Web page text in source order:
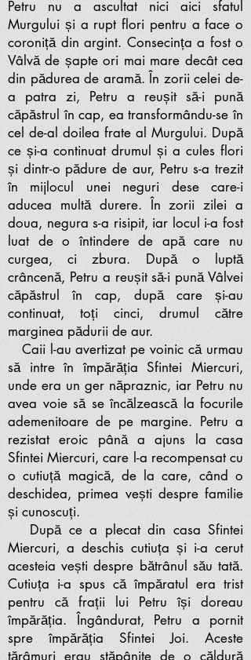
Petru nu a ascultat nici aici sfatul
Murgului și a rupt flori pentru a face o
coroniță din argint. Consecința a fost o
Vâlvă de șapte ori mai mare decât cea
din pădurea de aramă. În zorii celei de-
a patra zi, Petru a reușit să-i pună
căpăstrul în cap, ea transformându-se în
cel de-al doilea frate al Murgului. După
ce și-a continuat drumul și a cules flori
și dintr-o pădure de aur, Petru s-a trezit
în mijlocul unei neguri dese care-i
aducea multă durere. În zorii zilei a
doua, negura s-a risipit, iar locul i-a fost
luat de o întindere de apă care nu
curgea, ci zbura. După o luptă
crâncenă, Petru a reușit să-i pună Vâlvei
căpăstrul în cap, după care și-au
continuat, toți cinci, drumul către
marginea pădurii de aur.
Caii l-au avertizat pe voinic că urmau
să intre în împărăția Sfintei Miercuri,
unde era un ger năpraznic, iar Petru nu
avea voie să se încălzească la focurile
ademenitoare de pe margine. Petru a
rezistat eroic până a ajuns la casa
Sfintei Miercuri, care l-a recompensat cu
o cutiuță magică, de la care, când o
deschidea, primea vești despre familie
și cunoscuți.
După ce a plecat din casa Sfintei
Miercuri, a deschis cutiuța și i-a cerut
acesteia vești despre bătrânul său tată.
Cutiuța i-a spus că împăratul era trist
pentru că frații lui Petru își doreau
împărăția. Îngândurat, Petru a pornit
spre împărăția Sfintei Joi. Aceste
tărâmuri erau stăpânite de o căldură